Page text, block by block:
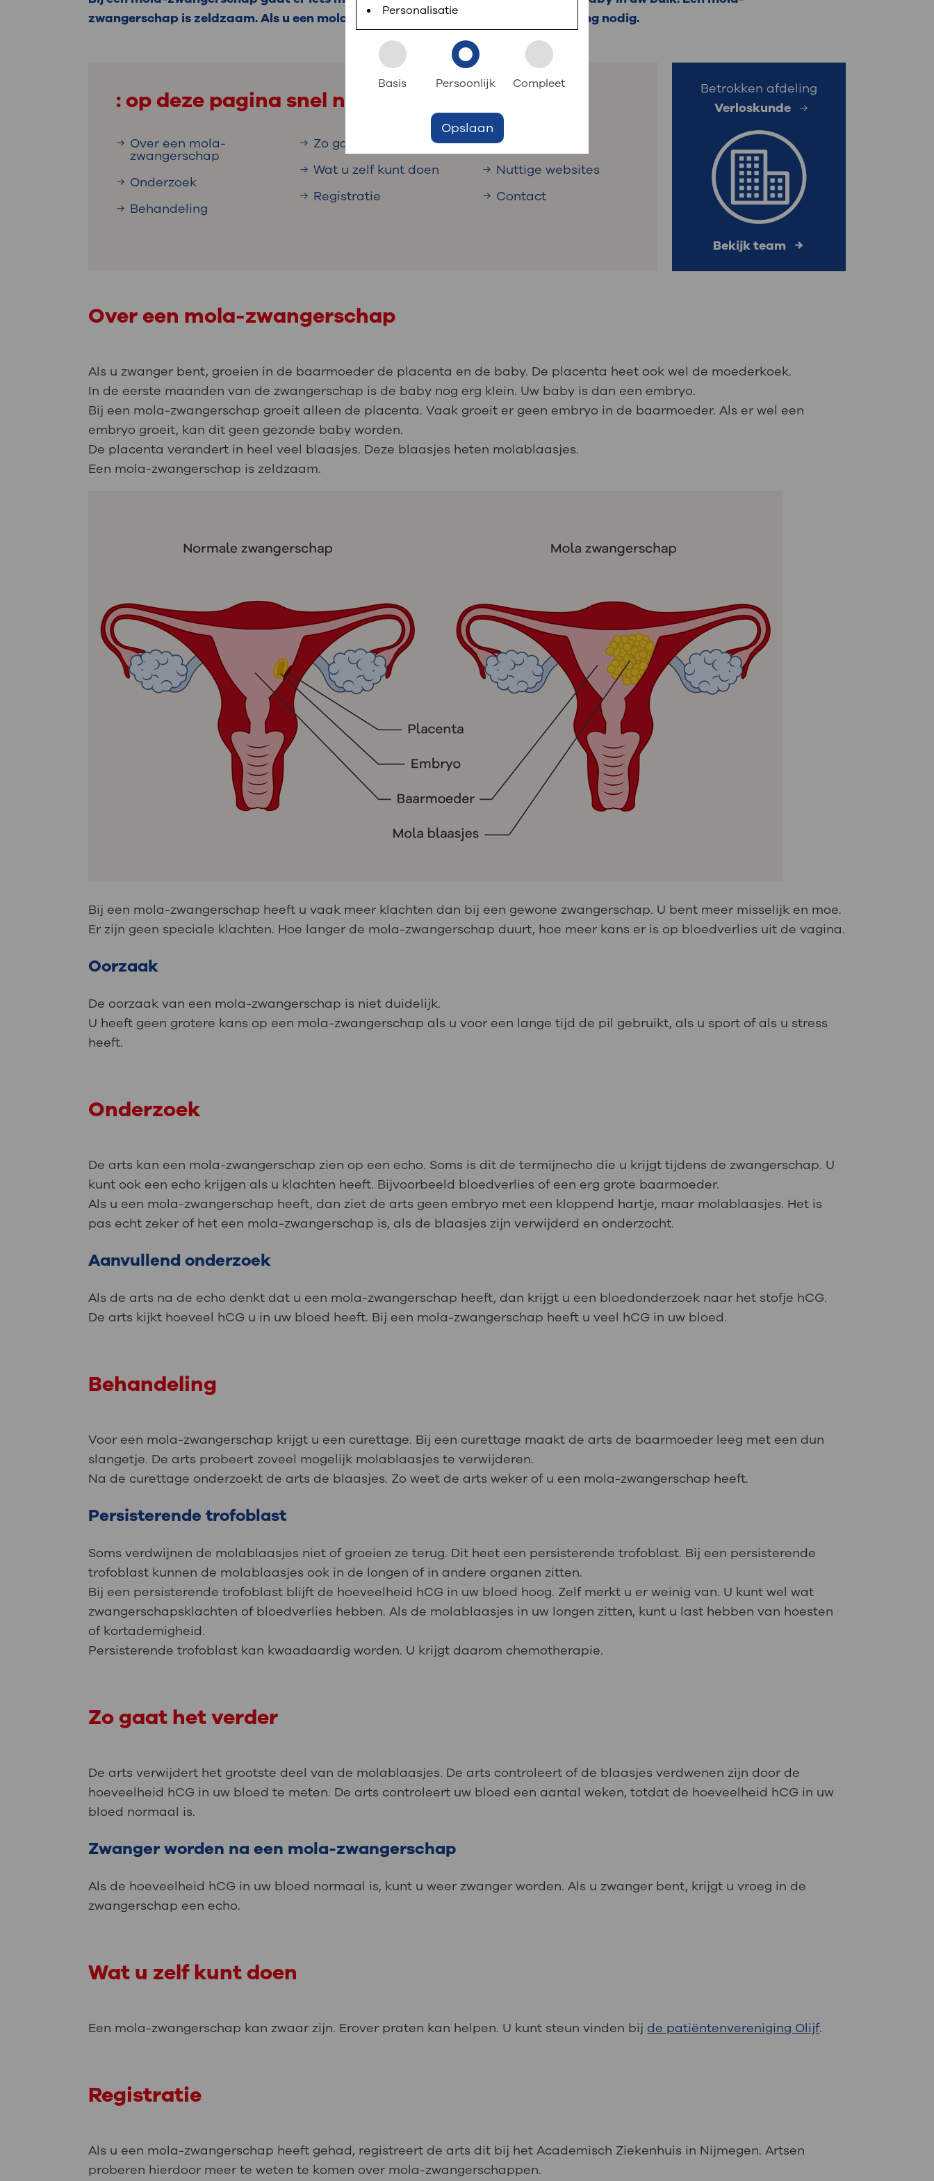
Uw bezoek aan OLVG
Werken bij OLVG
Inloggen MijnOLVG
steeds verder uit, zodat u zelf meer digitaal kunt regelen. Met MijnOLVG kunnen
we u sneller helpen.
zwangerschap is zeldzaam. Als u een mola-zwangerschap heeft, is een behandeling nodig.
: op deze pagina snel naar
Over een mola-
zwangerschap
Onderzoek
Behandeling
Zo gaat het verder
Wat u zelf kunt doen
Registratie
Onderzoeken
Nuttige websites
Contact
Betrokken afdeling
Verloskunde
Bekijk team
Over een mola-zwangerschap
Als u zwanger bent, groeien in de baarmoeder de placenta en de baby. De placenta heet ook wel de moederkoek.
In de eerste maanden van de zwangerschap is de baby nog erg klein. Uw baby is dan een embryo.
Bij een mola-zwangerschap groeit alleen de placenta. Vaak groeit er geen embryo in de baarmoeder. Als er wel een
embryo groeit, kan dit geen gezonde baby worden.
De placenta verandert in heel veel blaasjes. Deze blaasjes heten molablaasjes.
Een mola-zwangerschap is zeldzaam.
Bij een mola-zwangerschap heeft u vaak meer klachten dan bij een gewone zwangerschap. U bent meer misselijk en moe.
Er zijn geen speciale klachten. Hoe langer de mola-zwangerschap duurt, hoe meer kans er is op bloedverlies uit de vagina.
Oorzaak
De oorzaak van een mola-zwangerschap is niet duidelijk.
U heeft geen grotere kans op een mola-zwangerschap als u voor een lange tijd de pil gebruikt, als u sport of als u stress
heeft.
Onderzoek
De arts kan een mola-zwangerschap zien op een echo. Soms is dit de termijnecho die u krijgt tijdens de zwangerschap. U
kunt ook een echo krijgen als u klachten heeft. Bijvoorbeeld bloedverlies of een erg grote baarmoeder.
Als u een mola-zwangerschap heeft, dan ziet de arts geen embryo met een kloppend hartje, maar molablaasjes. Het is
pas echt zeker of het een mola-zwangerschap is, als de blaasjes zijn verwijderd en onderzocht.
Aanvullend onderzoek
Als de arts na de echo denkt dat u een mola-zwangerschap heeft, dan krijgt u een bloedonderzoek naar het stofje hCG.
De arts kijkt hoeveel hCG u in uw bloed heeft. Bij een mola-zwangerschap heeft u veel hCG in uw bloed.
Behandeling
Voor een mola-zwangerschap krijgt u een curettage. Bij een curettage maakt de arts de baarmoeder leeg met een dun
slangetje. De arts probeert zoveel mogelijk molablaasjes te verwijderen.
Na de curettage onderzoekt de arts de blaasjes. Zo weet de arts weker of u een mola-zwangerschap heeft.
Persisterende trofoblast
Soms verdwijnen de molablaasjes niet of groeien ze terug. Dit heet een persisterende trofoblast. Bij een persisterende
trofoblast kunnen de molablaasjes ook in de longen of in andere organen zitten.
Bij een persisterende trofoblast blijft de hoeveelheid hCG in uw bloed hoog. Zelf merkt u er weinig van. U kunt wel wat
zwangerschapsklachten of bloedverlies hebben. Als de molablaasjes in uw longen zitten, kunt u last hebben van hoesten
of kortademigheid.
Persisterende trofoblast kan kwaadaardig worden. U krijgt daarom chemotherapie.
Zo gaat het verder
De arts verwijdert het grootste deel van de molablaasjes. De arts controleert of de blaasjes verdwenen zijn door de
hoeveelheid hCG in uw bloed te meten. De arts controleert uw bloed een aantal weken, totdat de hoeveelheid hCG in uw
bloed normaal is.
Zwanger worden na een mola-zwangerschap
Als de hoeveelheid hCG in uw bloed normaal is, kunt u weer zwanger worden. Als u zwanger bent, krijgt u vroeg in de
zwangerschap een echo.
Wat u zelf kunt doen
Een mola-zwangerschap kan zwaar zijn. Erover praten kan helpen. U kunt steun vinden bijde patiëntenvereniging Olijf.
Registratie
Als u een mola-zwangerschap heeft gehad, registreert de arts dit bij het Academisch Ziekenhuis in Nijmegen. Artsen
proberen hierdoor meer te weten te komen over mola-zwangerschappen.
Personalisatie
Basis Persoonlijk Compleet
Opslaan